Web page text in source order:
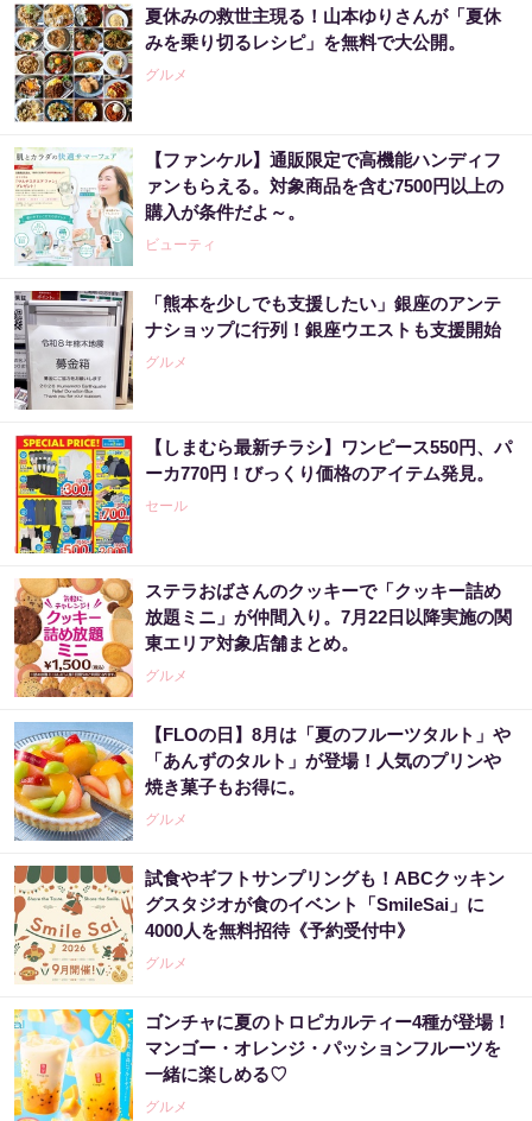
夏休みの救世主現る！山本ゆりさんが「夏休
みを乗り切るレシピ」を無料で大公開。
グルメ
【ファンケル】通販限定で高機能ハンディフ
ァンもらえる。対象商品を含む7500円以上の
購入が条件だよ～。
ビューティ
「熊本を少しでも支援したい」銀座のアンテ
ナショップに行列！銀座ウエストも支援開始
グルメ
【しまむら最新チラシ】ワンピース550円、パ
ーカ770円！びっくり価格のアイテム発見。
セール
ステラおばさんのクッキーで「クッキー詰め
放題ミニ」が仲間入り。7月22日以降実施の関
東エリア対象店舗まとめ。
グルメ
【FLOの日】8月は「夏のフルーツタルト」や
「あんずのタルト」が登場！人気のプリンや
焼き菓子もお得に。
グルメ
試食やギフトサンプリングも！ABCクッキン
グスタジオが食のイベント「SmileSai」に
4000人を無料招待《予約受付中》
グルメ
ゴンチャに夏のトロピカルティー4種が登場！
マンゴー・オレンジ・パッションフルーツを
一緒に楽しめる♡
グルメ